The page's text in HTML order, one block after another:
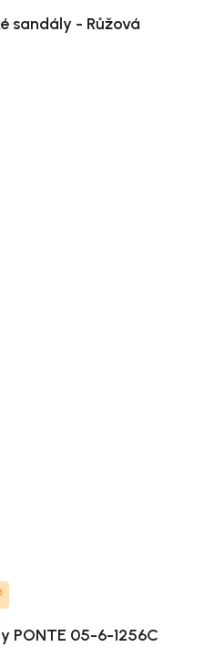
sandály - Růžová
PONTE 05-6-1256C